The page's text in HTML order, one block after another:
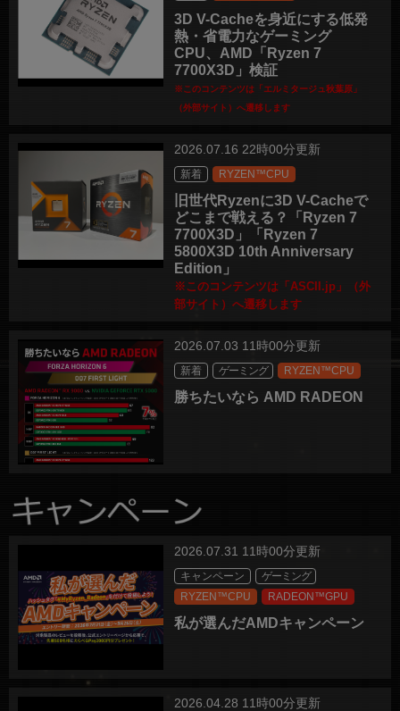
3D V-Cacheを身近にする低発
熱・省電力なゲーミング
CPU、AMD「Ryzen 7
7700X3D」検証
※このコンテンツは「エルミタージュ秋葉原」
（外部サイト）へ遷移します
2026.07.16 22時00分更新
新着 RYZEN™CPU
旧世代Ryzenに3D V-Cacheで
どこまで戦える？「Ryzen 7
7700X3D」「Ryzen 7
5800X3D 10th Anniversary
Edition」
※このコンテンツは「ASCII.jp」（外
部サイト）へ遷移します
2026.07.03 11時00分更新
新着 ゲーミング RYZEN™CPU
勝ちたいなら AMD RADEON
2026.07.31 11時00分更新
キャンペーン
ゲーミング
RYZEN™CPU
RADEON™GPU
私が選んだAMDキャンペーン
2026.04.28 11時00分更新